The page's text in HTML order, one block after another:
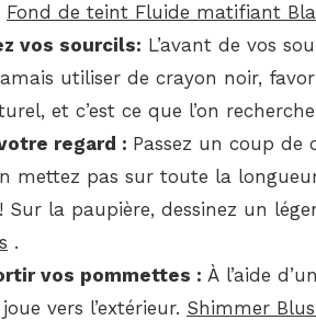
Fond de teint Fluide matifiant
vos sourcils: L’avant de vos
utiliser de crayon noir,
et c’est ce que l’on
regard : Passez un coup de
mettez pas sur toute la
Sur la paupière, dessinez un
.
vos pommettes : À l’aide
vers l’extérieur. Shimmer